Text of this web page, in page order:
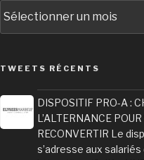
TWEETS RÉCENTS
DISPOSITIF PRO-A :
L’ALTERNANCE POUR
RECONVERTIR Le
s’adresse aux